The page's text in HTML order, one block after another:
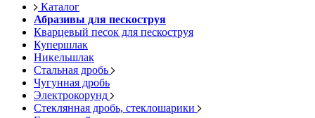
Каталог
Абразивы для пескоструя
Кварцевый песок для пескоструя
Купершлак
Никельшлак
Стальная дробь
Чугунная дробь
Электрокорунд
Стеклянная дробь, стеклошарики